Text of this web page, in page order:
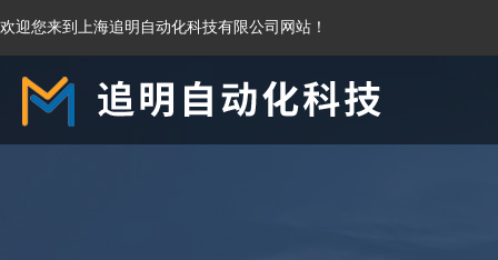
欢迎您来到上海追明自动化科技有限公司网站！